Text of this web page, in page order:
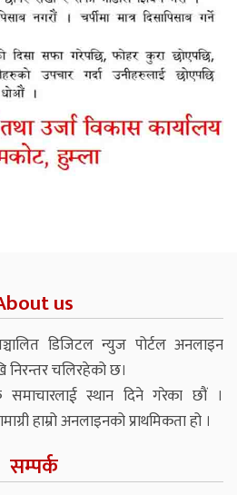
us
सञ्चालित डिजिटल न्युज पोर्टल अनलाइन
चलिरहेको छ।
स्थान दिने गरेका छौं ।
हाम्रो अनलाइनको प्राथमिकता हो ।
सम्पर्क